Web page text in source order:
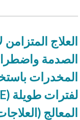
العلاج
الصدمة
المخدرات
المعالج